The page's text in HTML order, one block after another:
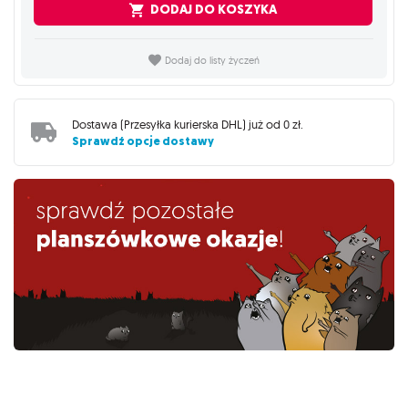
DODAJ DO KOSZYKA
Dodaj do listy życzeń
Dostawa (Przesyłka kurierska DHL ) już od 0 zł
Sprawdź opcje dostawy